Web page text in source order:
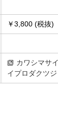
￥3,800 (税抜)
カワシマサ
イプロダクツ